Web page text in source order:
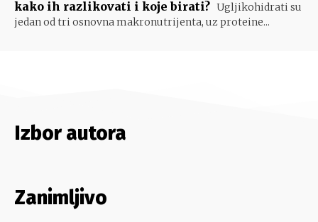
kako ih razlikovati i koje birati? Ugljikohidrati su
jedan od tri osnovna makronutrijenta, uz proteine...
Izbor autora
Zanimljivo